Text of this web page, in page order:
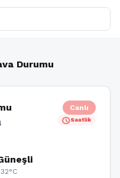
Durumu
Canlı
scheduleSaatlik